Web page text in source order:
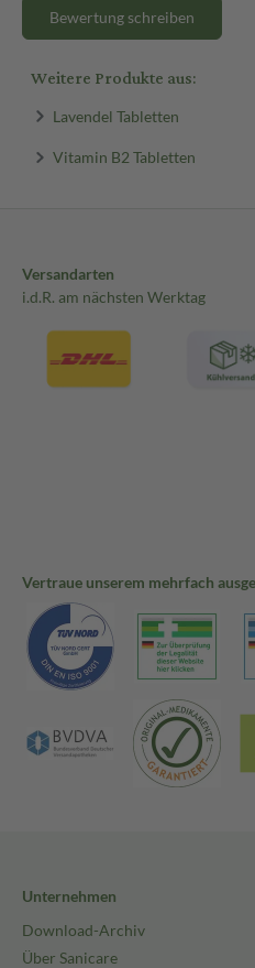
Bewertung schreiben
Weitere Produkte aus:
Lavendel Tabletten
Vitamin B2 Tabletten
Versandarten
i.d.R. am nächsten Werktag
Vertraue unserem mehrfach
Unternehmen
Download-Archiv
Über Sanicare